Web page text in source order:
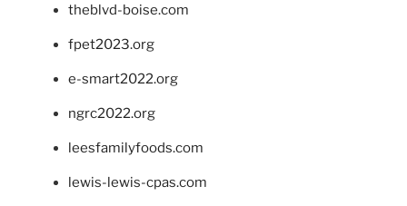
theblvd-boise.com
fpet2023.org
e-smart2022.org
ngrc2022.org
leesfamilyfoods.com
lewis-lewis-cpas.com